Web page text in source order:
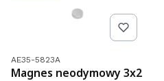
Kod produktu
AE35-5823A
Magnes neodymowy 3x2